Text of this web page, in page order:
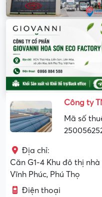
Công ty
Mã số
Địa chỉ:
Căn G1-4 Khu đô thị
Vĩnh Phúc, Phú Thọ
Điện thoại